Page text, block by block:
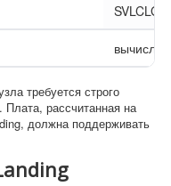
требуется строго
рассчитанная на
должна поддерживать